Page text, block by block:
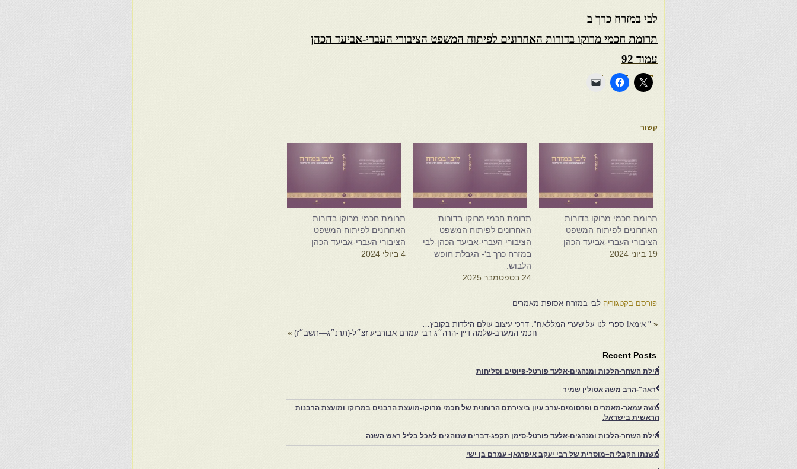
לבי במזרח כרך ב
תרומת חכמי מרוקו בדורות האחרונים לפיתוח המשפט הציבורי העברי-אביעד הכהן
עמוד 92
קשור
תרומת חכמי מרוקו בדורות
האחרונים לפיתוח המשפט
הציבורי העברי-אביעד הכהן
19 ביוני 2024
תרומת חכמי מרוקו בדורות
האחרונים לפיתוח המשפט
הציבורי העברי-אביעד הכהן-לבי
במזרח כרך ב'- הגבלת חופש
הלבוש.
24 בספטמבר 2025
תרומת חכמי מרוקו בדורות
האחרונים לפיתוח המשפט
הציבורי העברי-אביעד הכהן
4 ביולי 2024
פורסם בקטגוריה לבי במזרח-אסופת מאמרים
« " אימא! ספרי לנו על שערי המללאח": דרכי עיצוב עולם הילדות בקובץ…
חכמי המערב-שלמה דיין -הרה״ג רבי עמרם אבורביע זצ״ל-(תרנ״ג—תשב״ז) »
Recent Posts
אילת השחר-הלכות ומנהגים-אלעד פורטל-פיוטים וסליחות
"ראה"-הרב משה אסולין שמיר
משה עמאר-מאמרים ופרסומים-ערב עיון ביצירתם הרוחנית של חכמי מרוקו-מועצת הרבנים במרוקו ומועצת הרבנות
הראשית בישראל.
אילת השחר-הלכות ומנהגים-אלעד פורטל-סימן תקפג-דברים שנוהגים לאכל בליל ראש השנה
משנתו הקבלית–מוסרית של רבי יעקב איפרגאן- עמרם בן ישי